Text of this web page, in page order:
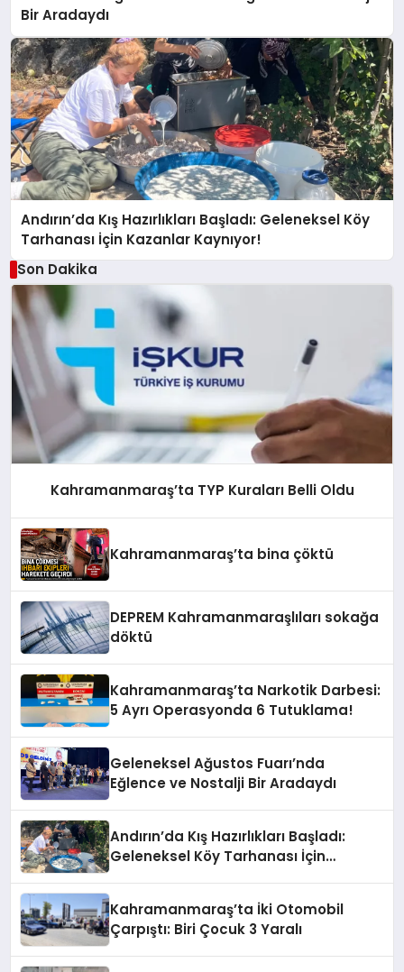
Bir Aradaydı
Andırın’da Kış Hazırlıkları Başladı: Geleneksel Köy
Tarhanası İçin Kazanlar Kaynıyor!
Son Dakika
Kahramanmaraş’ta TYP Kuraları Belli Oldu
Kahramanmaraş’ta bina çöktü
DEPREM Kahramanmaraşlıları sokağa
döktü
Kahramanmaraş’ta Narkotik Darbesi:
5 Ayrı Operasyonda 6 Tutuklama!
Geleneksel Ağustos Fuarı’nda
Eğlence ve Nostalji Bir Aradaydı
Andırın’da Kış Hazırlıkları Başladı:
Geleneksel Köy Tarhanası İçin
Kahramanmaraş’ta İki Otomobil
Çarpıştı: Biri Çocuk 3 Yaralı